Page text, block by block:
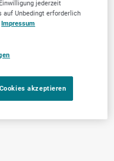
jederzeit
auf Unbedingt erforderlich
Impressum
akzeptieren